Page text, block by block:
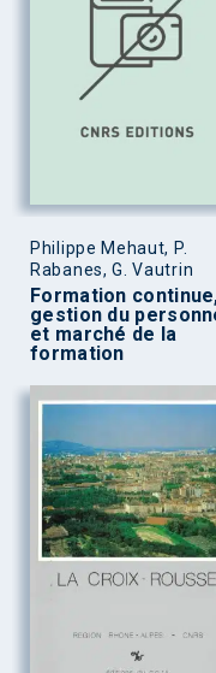
Philippe Mehaut, P.
Rabanes, G. Vautrin
Formation
gestion du
et marché de la
formation